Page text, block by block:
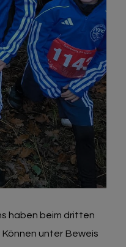
haben beim dritten
Können unter Beweis